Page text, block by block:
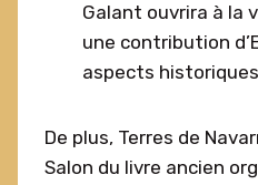
Galant ouvrira à la
une contribution
aspects
De plus, Terres de
Salon du livre ancien